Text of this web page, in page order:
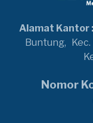
Alamat Kantor :
Buntung,
Nomor